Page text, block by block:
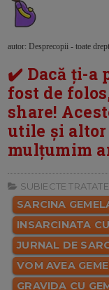
autor: Desprecopii - toate
✔️ Dacă ți-a
fost de
share!
utile și
mulțumim
SUBIECTE
SARCINA
INSARCINATA
JURNAL DE
VOM AVEA
GRAVIDA CU